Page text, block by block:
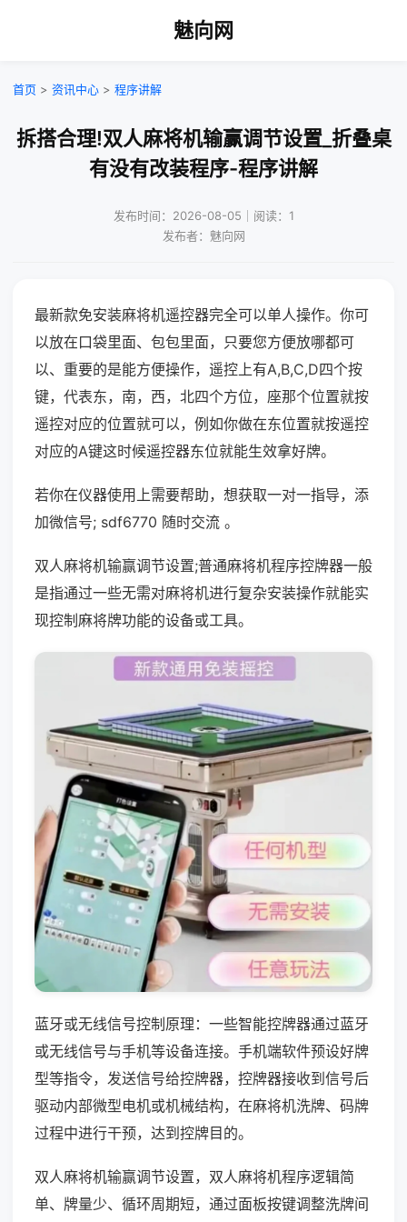
魅向网
首页 > 资讯中心 > 程序讲解
拆搭合理!双人麻将机输赢调节设置_折叠桌
有没有改装程序-程序讲解
发布时间：2026-08-05｜阅读：1
发布者：魅向网
最新款免安装麻将机遥控器完全可以单人操作。你可
以放在口袋里面、包包里面，只要您方便放哪都可
以、重要的是能方便操作，遥控上有A,B,C,D四个按
键，代表东，南，西，北四个方位，座那个位置就按
遥控对应的位置就可以，例如你做在东位置就按遥控
对应的A键这时候遥控器东位就能生效拿好牌。
若你在仪器使用上需要帮助，想获取一对一指导，添
加微信号; sdf6770 随时交流 。
双人麻将机输赢调节设置;普通麻将机程序控牌器一般
是指通过一些无需对麻将机进行复杂安装操作就能实
现控制麻将牌功能的设备或工具。
蓝牙或无线信号控制原理：一些智能控牌器通过蓝牙
或无线信号与手机等设备连接。手机端软件预设好牌
型等指令，发送信号给控牌器，控牌器接收到信号后
驱动内部微型电机或机械结构，在麻将机洗牌、码牌
过程中进行干预，达到控牌目的。
双人麻将机输赢调节设置，双人麻将机程序逻辑简
单、牌量少、循环周期短，通过面板按键调整洗牌间